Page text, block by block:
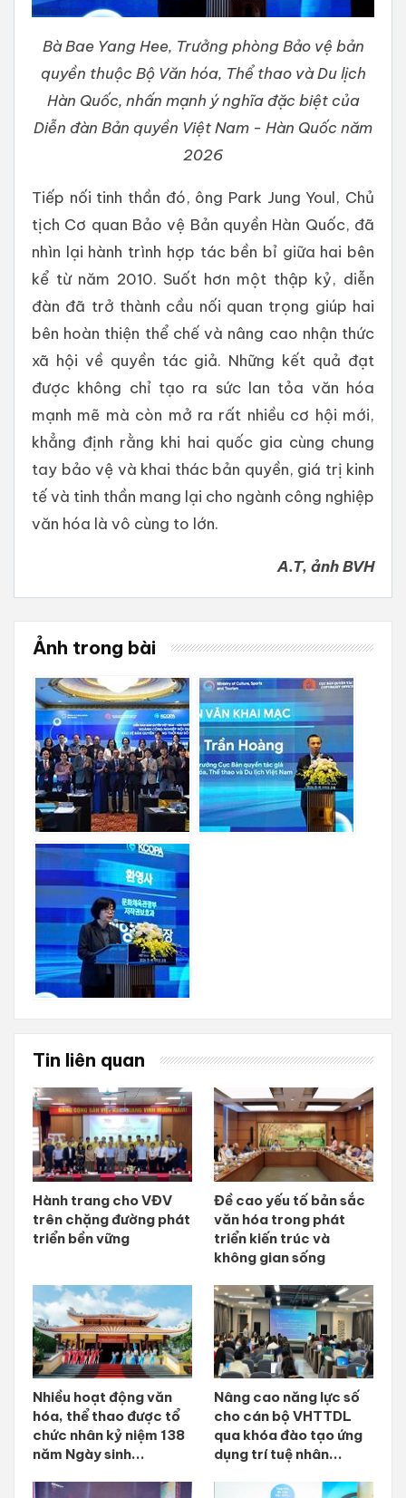
Bà Bae Yang Hee, Trưởng phòng Bảo vệ bản
quyền thuộc Bộ Văn hóa, Thể thao và Du lịch
Hàn Quốc, nhấn mạnh ý nghĩa đặc biệt của
Diễn đàn Bản quyền Việt Nam - Hàn Quốc năm
2026
Tiếp nối tinh thần đó, ông Park Jung Youl, Chủ
tịch Cơ quan Bảo vệ Bản quyền Hàn Quốc, đã
nhìn lại hành trình hợp tác bền bỉ giữa hai bên
kể từ năm 2010. Suốt hơn một thập kỷ, diễn
đàn đã trở thành cầu nối quan trọng giúp hai
bên hoàn thiện thể chế và nâng cao nhận thức
xã hội về quyền tác giả. Những kết quả đạt
được không chỉ tạo ra sức lan tỏa văn hóa
mạnh mẽ mà còn mở ra rất nhiều cơ hội mới,
khẳng định rằng khi hai quốc gia cùng chung
tay bảo vệ và khai thác bản quyền, giá trị kinh
tế và tinh thần mang lại cho ngành công nghiệp
văn hóa là vô cùng to lớn.
A.T, ảnh BVH
Ảnh trong bài
Tin liên quan
Hành trang cho VĐV
trên chặng đường phát
triển bền vững
Đề cao yếu tố bản sắc
văn hóa trong phát
triển kiến trúc và
không gian sống
Nhiều hoạt động văn
hóa, thể thao được tổ
chức nhân kỷ niệm 138
năm Ngày sinh...
Nâng cao năng lực số
cho cán bộ VHTTDL
qua khóa đào tạo ứng
dụng trí tuệ nhân...